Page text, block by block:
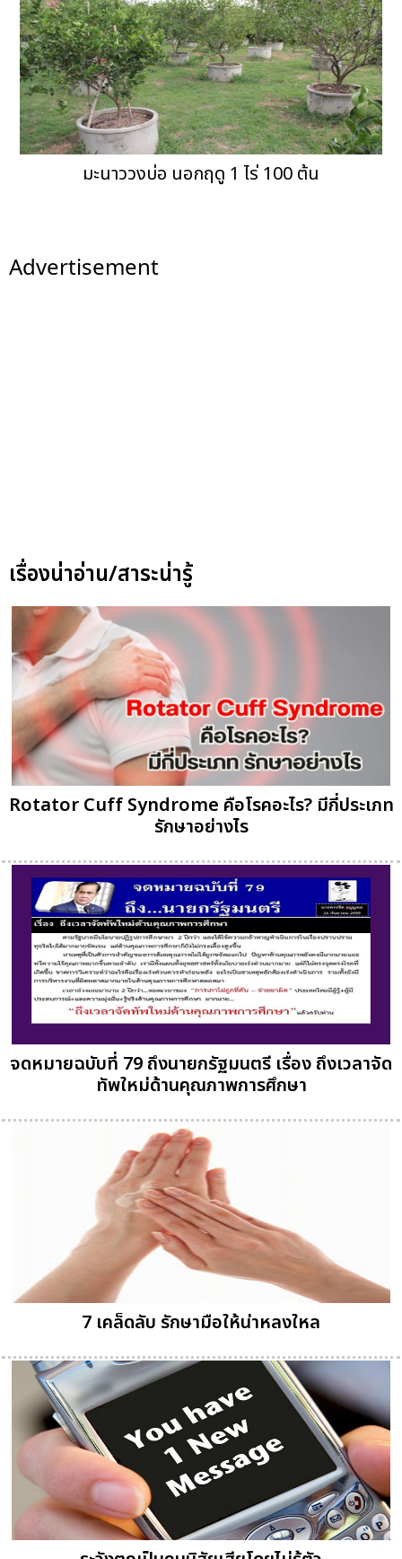
มะนาววงบ่อ นอกฤดู 1 ไร่ 100 ต้น
Advertisement
เรื่องน่าอ่าน/สาระน่ารู้
Rotator Cuff Syndrome คือโรคอะไร? มีกี่ประเภท
รักษาอย่างไร
จดหมายฉบับที่ 79 ถึงนายกรัฐมนตรี เรื่อง ถึงเวลาจัด
ทัพใหม่ด้านคุณภาพการศึกษา
7 เคล็ดลับ รักษามือให้น่าหลงใหล